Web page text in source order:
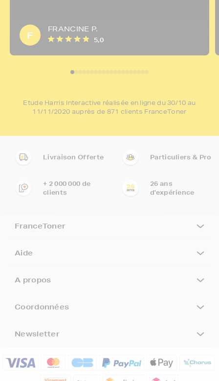
F
FRANCINE P.
5,0
Etude Harris Interactive réalisée en ligne du 30/10 au
11/11/2020 auprès de 871 clients FranceToner
Livraison Offerte Particuliers & Pro
+ 2 000 000 de
clients
26 ans
d'expérience
FranceToner
Aide
A propos
Coordonnées
Newsletter
5€ offerts sur votre 1ère